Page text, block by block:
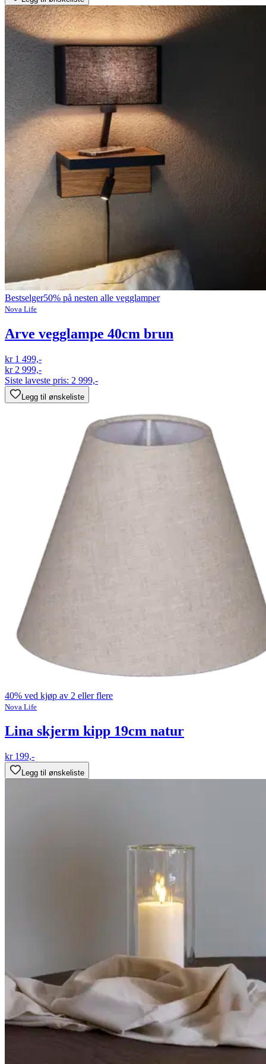
Bestselger50% på nesten alle vegglamper
Nova Life
Arve vegglampe 40cm brun
kr 1 499,-
kr 2 999,-
Siste laveste pris: 2 999,-
Legg til ønskeliste
40% ved kjøp av 2 eller flere
Nova Life
Lina skjerm kipp 19cm natur
kr 199,-
Legg til ønskeliste